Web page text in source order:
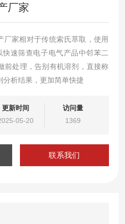
厂家
厂家相对于传统索氏萃取，使用
速筛查电子电气产品中邻苯二
前处理，告别有机溶剂，直接称
分析结果，更加简单快捷
更新时间
05-20
访问量
1369
联系我们